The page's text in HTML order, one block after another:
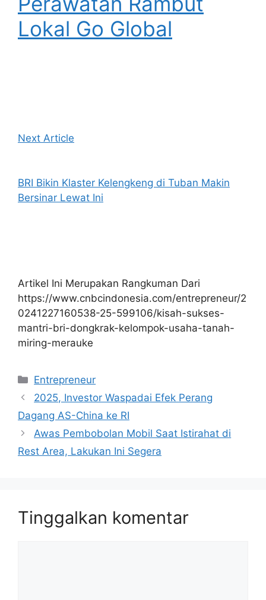
Lokal Go Global
Next Article
BRI Bikin Klaster Kelengkeng di Tuban Makin
Bersinar Lewat Ini
Artikel Ini Merupakan Rangkuman Dari
https://www.cnbcindonesia.com/entrepreneur/2
0241227160538-25-599106/kisah-sukses-
mantri-bri-dongkrak-kelompok-usaha-tanah-
miring-merauke
Kategori
Entrepreneur
2025, Investor Waspadai Efek Perang
Dagang AS-China ke RI
Awas Pembobolan Mobil Saat Istirahat di
Rest Area, Lakukan Ini Segera
Tinggalkan komentar